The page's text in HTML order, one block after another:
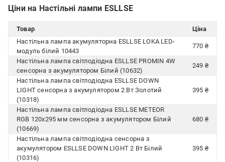
Ціни на Настільні лампи ESLLSE
Товар
Ціна
Настільна лампа акумуляторна ESLLSE LOKA LED-
модуль білий 10443
770 ₴
Настільна лампа світлодіодна ESLLSE PROMIN 4W
сенсорна з акумулятором Білий (10632)
249 ₴
Настільна лампа світлодіодна ESLLSE DOWN
LIGHT сенсорна з акумулятором 2 Вт Золотий
(10318)
395 ₴
Настільна лампа світлодіодна ESLLSE METEOR
RGB 120x295 мм сенсорна з акумулятором Білий
(10669)
680 ₴
Настільна лампа світлодіодна сенсорна з
акумулятором ESLLSE DOWN LIGHT 2 Вт Білий
(10316)
395 ₴